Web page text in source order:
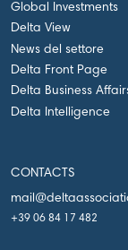
Global Investments
Delta View
News del settore
Delta Front Page
Delta Business
Delta Intelligence
CONTACTS
+39 06 84 17 482